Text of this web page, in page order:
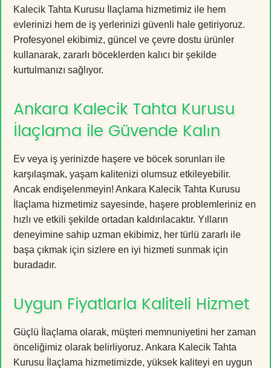
Kalecik Tahta Kurusu İlaçlama hizmetimiz ile hem
evlerinizi hem de iş yerlerinizi güvenli hale getiriyoruz.
Profesyonel ekibimiz, güncel ve çevre dostu ürünler
kullanarak, zararlı böceklerden kalıcı bir şekilde
kurtulmanızı sağlıyor.
Ankara Kalecik Tahta Kurusu
İlaçlama ile Güvende Kalın
Ev veya iş yerinizde haşere ve böcek sorunları ile
karşılaşmak, yaşam kalitenizi olumsuz etkileyebilir.
Ancak endişelenmeyin! Ankara Kalecik Tahta Kurusu
İlaçlama hizmetimiz sayesinde, haşere problemleriniz en
hızlı ve etkili şekilde ortadan kaldırılacaktır. Yılların
deneyimine sahip uzman ekibimiz, her türlü zararlı ile
başa çıkmak için sizlere en iyi hizmeti sunmak için
buradadır.
Uygun Fiyatlarla Kaliteli Hizmet
Güçlü İlaçlama olarak, müşteri memnuniyetini her zaman
önceliğimiz olarak belirliyoruz. Ankara Kalecik Tahta
Kurusu İlaçlama hizmetimizde, yüksek kaliteyi en uygun